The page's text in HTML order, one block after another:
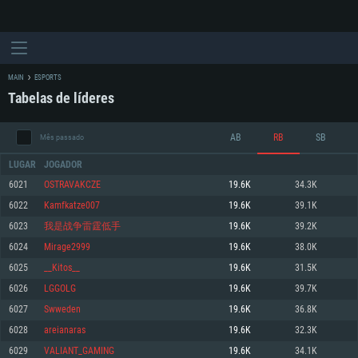
REQUERIMENTOS DE SISTEMA
Mínimo
Sistema Operativo: Windows 10 (64 bit)
Processador: Dual-Core 2.2 GHz
Mínimo
Sistema Operativo: Mac OS Big Sur 11.0 ou versão mais recente
Processador: Core i5 2.2GHz mínimo (Intel Xeon não suportado)
Mínimo
Sistema Operativo: Distribuições mais modernas do Linux de 64bit
Processador: Dual-Core 2.4 GHz
MAIN ESPORTS
Tabelas de líderes
Mês passado AB RB SB
LUGAR JOGADOR
6021 OSTRAVAKCZE 19.6K 34.3K
6022 Kamfkatze007 19.6K 39.1K
6023 我是战争雷霆低手 19.6K 39.2K
6024 Mirage2999 19.6K 38.0K
6025 __Kitos__ 19.6K 31.5K
6026 LGGOLG 19.6K 39.7K
6027 Swweden 19.6K 36.8K
6028 areianaras 19.6K 32.3K
6029 VALIANT_GAMING 19.6K 34.1K